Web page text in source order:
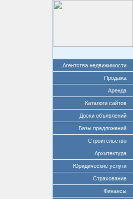
Агентства недвижимости
Продажа
Аренда
Каталоги сайтов
Доски объявлений
Базы предложений
Строительство
Архитектура
Юридические услуги
Страхование
Финансы